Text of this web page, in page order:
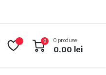
0 0 produse
0,00 lei